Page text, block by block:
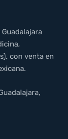
con venta en